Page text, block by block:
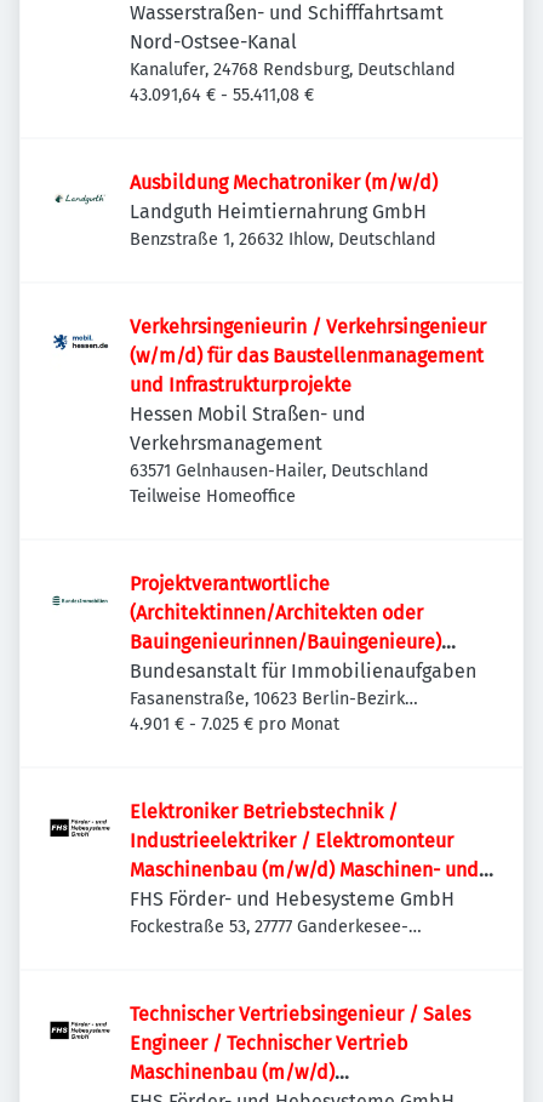
Wasserstraßen- und Schifffahrtsamt
Nord-Ostsee-Kanal
Kanalufer, 24768 Rendsburg, Deutschland
43.091,64 € - 55.411,08 €
Ausbildung Mechatroniker (m/w/d)
Landguth Heimtiernahrung GmbH
Benzstraße 1, 26632 Ihlow, Deutschland
Verkehrsingenieurin / Verkehrsingenieur
(w/m/d) für das Baustellenmanagement
und Infrastrukturprojekte
Hessen Mobil Straßen- und
Verkehrsmanagement
63571 Gelnhausen-Hailer, Deutschland
Teilweise Homeoffice
Projektverantwortliche
(Architektinnen/Architekten oder
Bauingenieurinnen/Bauingenieure)
(w/m/d)
Bundesanstalt für Immobilienaufgaben
Fasanenstraße, 10623 Berlin-Bezirk
Charlottenburg-Wilmersdorf, Deutschland
4.901 € - 7.025 € pro Monat
Elektroniker Betriebstechnik /
Industrieelektriker / Elektromonteur
Maschinenbau (m/w/d) Maschinen- und
Anlagenbau | Schaltschrankbau |
Sondermaschinen
FHS Förder- und Hebesysteme GmbH
Fockestraße 53, 27777 Ganderkesee-
Technischer Vertriebsingenieur / Sales
Engineer / Technischer Vertrieb
Maschinenbau (m/w/d)